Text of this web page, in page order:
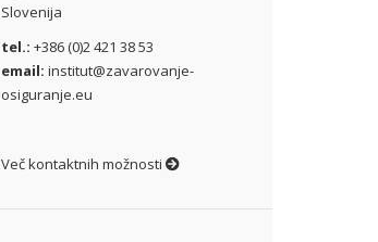
Slovenija
tel.: +386 (0)2 421 38 53
email: institut@zavarovanje-
osiguranje.eu
Več kontaktnih možnosti